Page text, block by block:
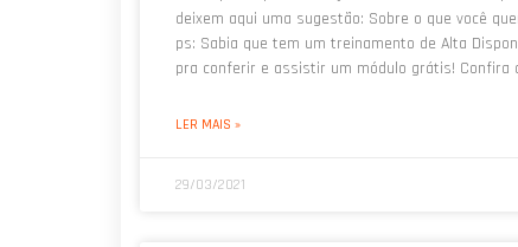
deixem aqui uma sugestão: Sobre o que você
ps: Sabia que tem um treinamento de Alta
pra conferir e assistir um módulo grátis! Confira
LER MAIS »
29/03/2021